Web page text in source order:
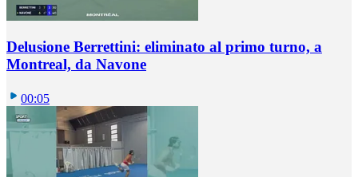
Delusione Berrettini: eliminato al primo turno, a
Montreal, da Navone
00:05